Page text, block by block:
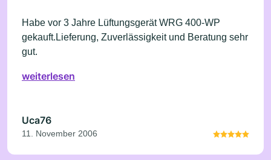
Habe vor 3 Jahre Lüftungsgerät WRG 400-WP
gekauft.Lieferung, Zuverlässigkeit und Beratung sehr
gut.
weiterlesen
Uca76
11. November 2006